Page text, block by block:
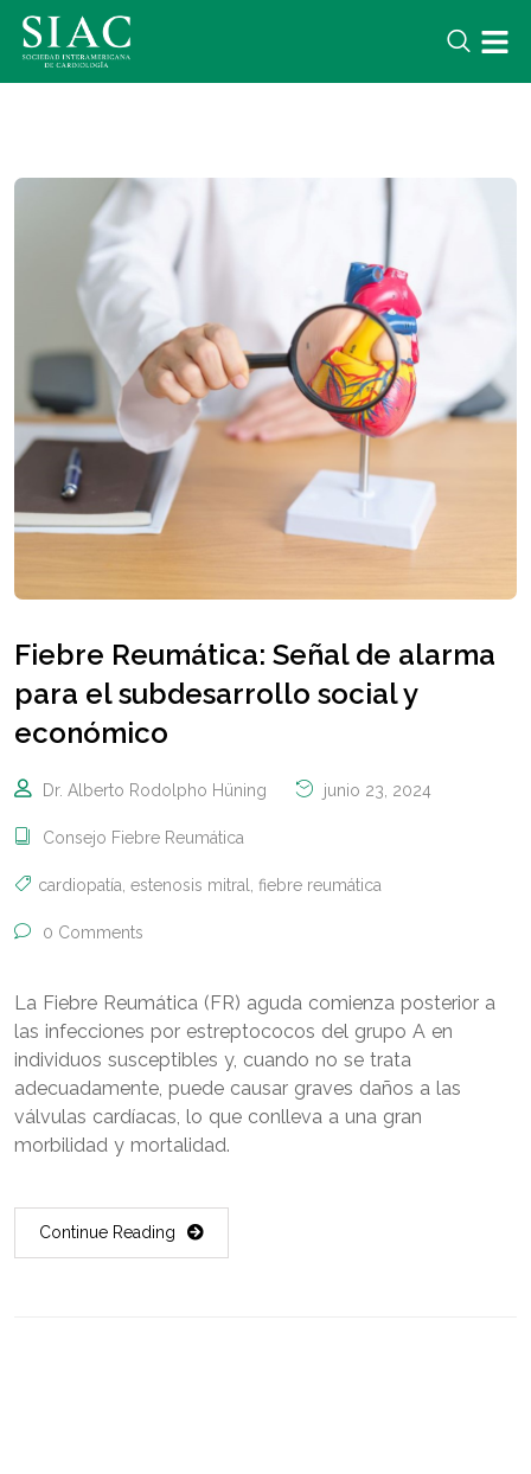
Fiebre Reumática: Señal de alarma
para el subdesarrollo social y
económico
Dr. Alberto Rodolpho Hüning junio 23, 2024
Consejo Fiebre Reumática
cardiopatía estenosis mitral fiebre reumática
0 Comments
La Fiebre Reumática (FR) aguda comienza posterior a
las infecciones por estreptococos del grupo A en
individuos susceptibles y, cuando no se trata
adecuadamente, puede causar graves daños a las
válvulas cardíacas, lo que conlleva a una gran
morbilidad y mortalidad.
Continue Reading